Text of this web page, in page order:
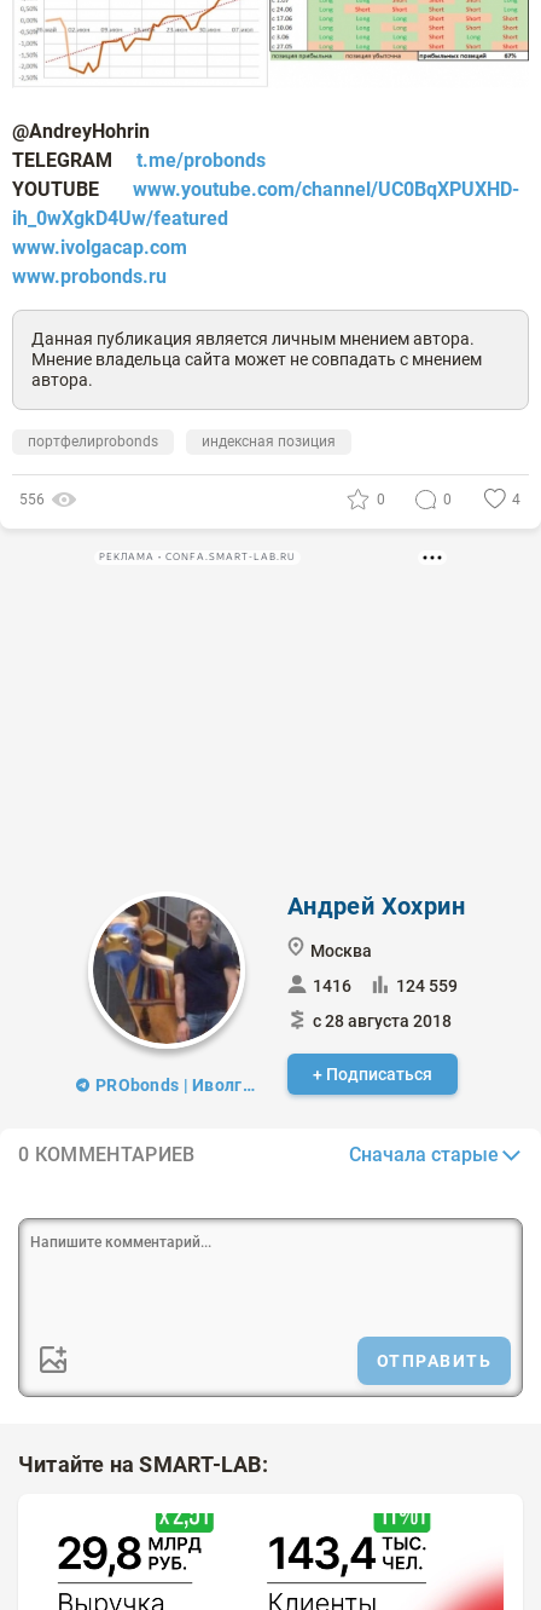
@AndreyHohrin
TELEGRAM t.me/probonds
YOUTUBE www.youtube.com/channel/UC0BqXPUXHD-
ih_0wXgkD4Uw/featured
www.ivolgacap.com
www.probonds.ru
Данная публикация является личным мнением автора.
Мнение владельца сайта может не совпадать с мнением
автора.
портфелиprobonds индексная позиция
556 0 0 4
РЕКЛАМА • CONFA.SMART-LAB.RU
PRObonds | Иволга Капитал
Андрей Хохрин
Москва
1416
124 559
с 28 августа 2018
+ Подписаться
0 КОММЕНТАРИЕВ Сначала старые
ОТПРАВИТЬ
Читайте на SMART-LAB: